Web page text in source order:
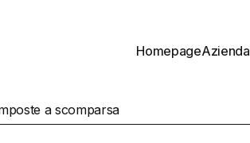
HomepageAzienda
a scomparsa